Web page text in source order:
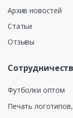
Архив новостей
Статьи
Отзывы
Футболки оптом
Печать